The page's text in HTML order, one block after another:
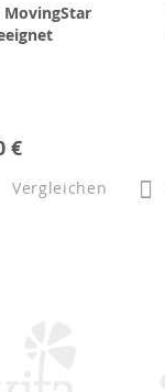
€
Vergleichen